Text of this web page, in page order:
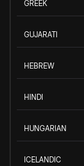
GREEK
GUJARATI
HEBREW
HINDI
HUNGARIAN
ICELANDIC